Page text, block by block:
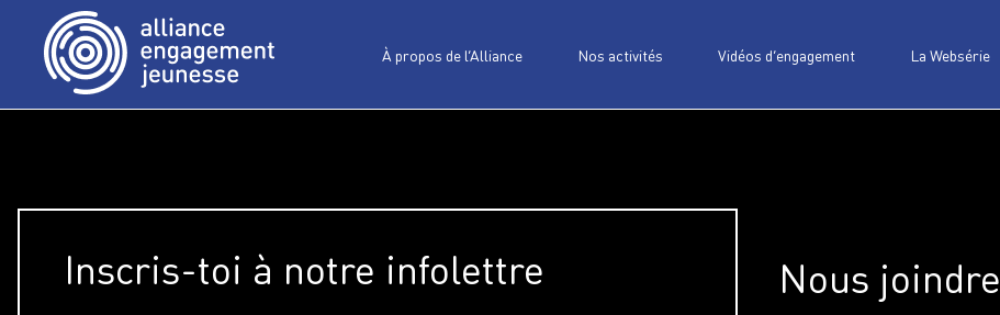
À propos de l’Alliance Nos activités Vidéos d’engagement La Websérie
Inscris-toi à notre infolettre Nous joindre